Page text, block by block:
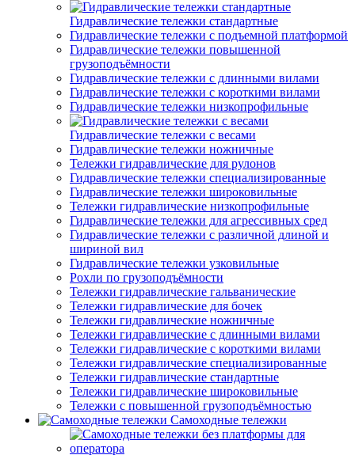
Гидравлические тележки стандартные
Гидравлические тележки с подъемной платформой
Гидравлические тележки повышенной
грузоподъёмности
Гидравлические тележки с длинными вилами
Гидравлические тележки с короткими вилами
Гидравлические тележки низкопрофильные
Гидравлические тележки с весами
Гидравлические тележки ножничные
Тележки гидравлические для рулонов
Гидравлические тележки специализированные
Гидравлические тележки широковильные
Тележки гидравлические низкопрофильные
Гидравлические тележки для агрессивных сред
Гидравлические тележки с различной длиной и
шириной вил
Гидравлические тележки узковильные
Рохли по грузоподъёмности
Тележки гидравлические гальванические
Тележки гидравлические для бочек
Тележки гидравлические ножничные
Тележки гидравлические с длинными вилами
Тележки гидравлические с короткими вилами
Тележки гидравлические специализированные
Тележки гидравлические стандартные
Тележки гидравлические широковильные
Тележки с повышенной грузоподъёмностью
Самоходные тележки